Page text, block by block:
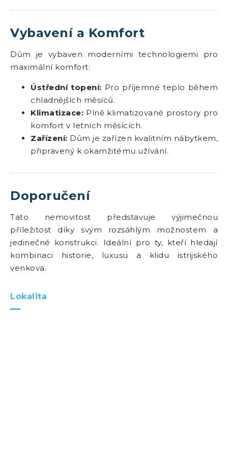
Vybavení a Komfort
Dům je vybaven moderními technologiemi pro
maximální komfort:
Ústřední topení: Pro příjemné teplo během
chladnějších měsíců.
Klimatizace: Plně klimatizované prostory pro
komfort v letních měsících.
Zařízení: Dům je zařízen kvalitním nábytkem,
připravený k okamžitému užívání.
Doporučení
Tato nemovitost představuje výjimečnou
příležitost díky svým rozsáhlým možnostem a
jedinečné konstrukci. Ideální pro ty, kteří hledají
kombinaci historie, luxusu a klidu istrijského
venkova.
Lokalita